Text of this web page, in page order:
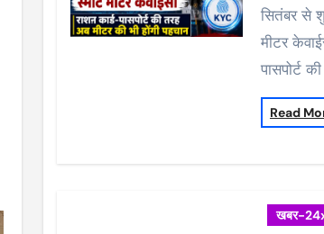
सितंबर से
मीटर
पासपोर्ट
Read
खबर-